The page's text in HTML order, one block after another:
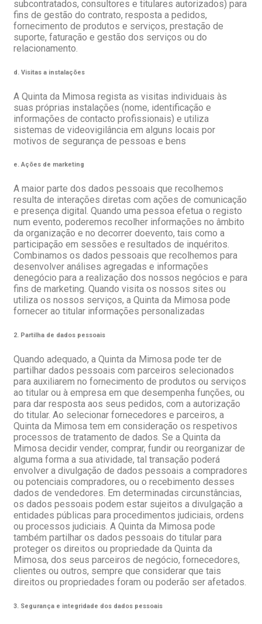
subcontratados, consultores e titulares autorizados) para
fins de gestão do contrato, resposta a pedidos,
fornecimento de produtos e serviços, prestação de
suporte, faturação e gestão dos serviços ou do
relacionamento.
d. Visitas a instalações
A Quinta da Mimosa regista as visitas individuais às
suas próprias instalações (nome, identificação e
informações de contacto profissionais) e utiliza
sistemas de videovigilância em alguns locais por
motivos de segurança de pessoas e bens
e. Ações de marketing
A maior parte dos dados pessoais que recolhemos
resulta de interações diretas com ações de comunicação
e presença digital. Quando uma pessoa efetua o registo
num evento, poderemos recolher informações no âmbito
da organização e no decorrer doevento, tais como a
participação em sessões e resultados de inquéritos.
Combinamos os dados pessoais que recolhemos para
desenvolver análises agregadas e informações
denegócio para a realização dos nossos negócios e para
fins de marketing. Quando visita os nossos sites ou
utiliza os nossos serviços, a Quinta da Mimosa pode
fornecer ao titular informações personalizadas
2. Partilha de dados pessoais
Quando adequado, a Quinta da Mimosa pode ter de
partilhar dados pessoais com parceiros selecionados
para auxiliarem no fornecimento de produtos ou serviços
ao titular ou à empresa em que desempenha funções, ou
para dar resposta aos seus pedidos, com a autorização
do titular. Ao selecionar fornecedores e parceiros, a
Quinta da Mimosa tem em consideração os respetivos
processos de tratamento de dados. Se a Quinta da
Mimosa decidir vender, comprar, fundir ou reorganizar de
alguma forma a sua atividade, tal transação poderá
envolver a divulgação de dados pessoais a compradores
ou potenciais compradores, ou o recebimento desses
dados de vendedores. Em determinadas circunstâncias,
os dados pessoais podem estar sujeitos a divulgação a
entidades públicas para procedimentos judiciais, ordens
ou processos judiciais. A Quinta da Mimosa pode
também partilhar os dados pessoais do titular para
proteger os direitos ou propriedade da Quinta da
Mimosa, dos seus parceiros de negócio, fornecedores,
clientes ou outros, sempre que considerar que tais
direitos ou propriedades foram ou poderão ser afetados.
3. Segurança e integridade dos dados pessoais